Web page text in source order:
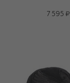
7 595 ₽